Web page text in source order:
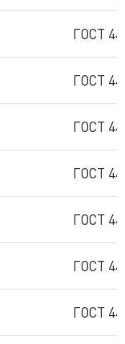
ГОСТ
ГОСТ
ГОСТ
ГОСТ
ГОСТ
ГОСТ
ГОСТ